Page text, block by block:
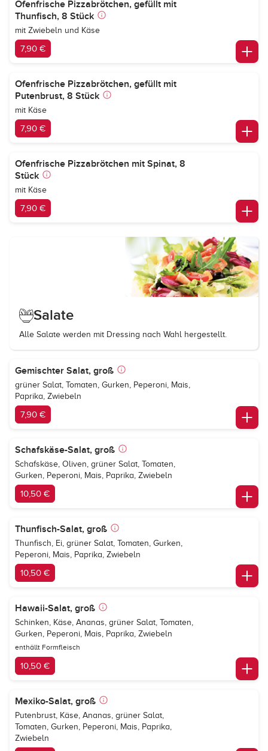
Ofenfrische Pizzabrötchen, gefüllt mit
Thunfisch, 8 Stück
mit Zwiebeln und Käse
7,90 €
Ofenfrische Pizzabrötchen, gefüllt mit
Putenbrust, 8 Stück
mit Käse
7,90 €
Ofenfrische Pizzabrötchen mit Spinat, 8
Stück
mit Käse
7,90 €
Salate
Alle Salate werden mit Dressing nach Wahl hergestellt.
Gemischter Salat, groß
grüner Salat, Tomaten, Gurken, Peperoni, Mais,
Paprika, Zwiebeln
7,90 €
Schafskäse-Salat, groß
Schafskäse, Oliven, grüner Salat, Tomaten,
Gurken, Peperoni, Mais, Paprika, Zwiebeln
10,50 €
Thunfisch-Salat, groß
Thunfisch, Ei, grüner Salat, Tomaten, Gurken,
Peperoni, Mais, Paprika, Zwiebeln
10,50 €
Hawaii-Salat, groß
Schinken, Käse, Ananas, grüner Salat, Tomaten,
Gurken, Peperoni, Mais, Paprika, Zwiebeln
enthällt Formfleisch
10,50 €
Mexiko-Salat, groß
Putenbrust, Käse, Ananas, grüner Salat,
Tomaten, Gurken, Peperoni, Mais, Paprika,
Zwiebeln